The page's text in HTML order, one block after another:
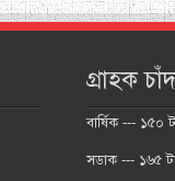
গ্রাহক
বার্ষিক --- ১৫০
সডাক --- ১৬৫